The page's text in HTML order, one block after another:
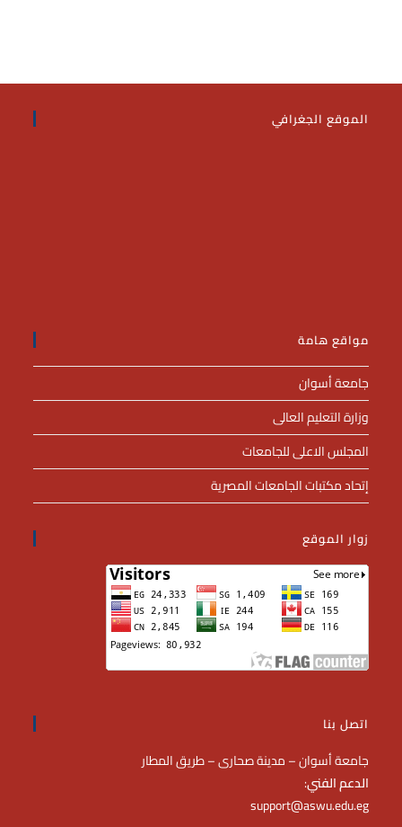
الموقع الجغرافي
مواقع هامة
جامعة أسوان
وزارة التعليم العالى
المجلس الاعلى للجامعات
إتحاد مكتبات الجامعات المصرية
زوار الموقع
اتصل بنا
جامعة أسوان – مدينة صحارى – طريق المطار
:الدعم الفني
support@aswu.edu.eg